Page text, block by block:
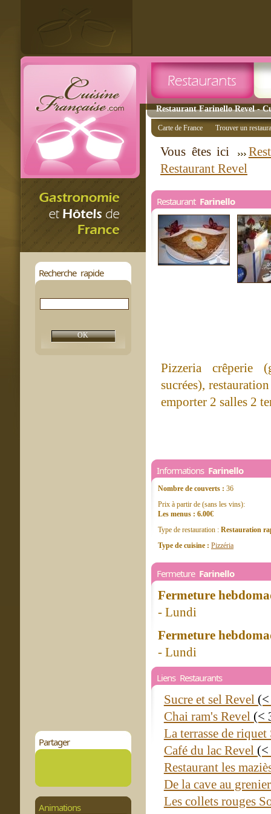
Restaurant Farinello Revel -
Recherche rapide
Partager
Animations
Carte de France Trouver un
Vous êtes ici
Restaurant Revel
Restaurant Farinello
Pizzeria crêperie
sucrées),
emporter 2 salles 2
Informations Farinello
Nombre de couverts : 36
Prix à partir de (sans les vins):
Les menus : 6.00€
Type de restauration : Restauration
Type de cuisine : Pizzéria
Fermeture Farinello
Fermeture
- Lundi
Fermeture
- Lundi
Liens Restaurants
Sucre et sel Revel
Chai ram's Revel (<
La terrasse de
Café du lac Revel
Restaurant les
De la cave au
Les collets rouges